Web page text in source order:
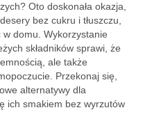
Oto doskonała okazja,
bez cukru i tłuszczu,
w domu. Wykorzystanie
składników sprawi, że
ale także
Przekonaj się,
alternatywy dla
ich smakiem bez wyrzutów